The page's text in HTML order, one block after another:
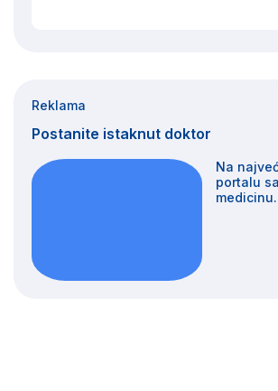
Reklama
Postanite istaknut doktor
Na
portalu
medicinu.